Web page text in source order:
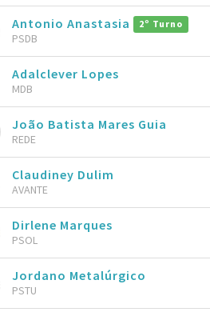
Antonio Anastasia 2º Turno
PSDB
Adalclever Lopes
MDB
João Batista Mares Guia
REDE
Claudiney Dulim
AVANTE
Dirlene Marques
PSOL
Jordano Metalúrgico
PSTU